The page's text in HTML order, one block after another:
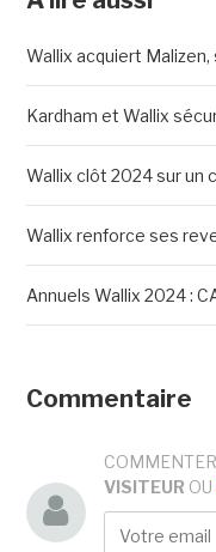
Wallix acquiert
Kardham et Wallix
Wallix clôt 2024 sur un
Wallix renforce ses
Annuels Wallix 2024 :
Commentaire
VISITEUR OU